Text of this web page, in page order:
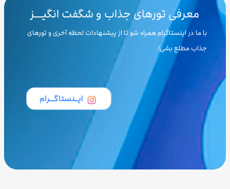
معرفی تورهای جذاب و شگفت انگیـــز
با ما در اینستاگرام همراه شو تا از پیشنهادات لحظه آخری و تورهای
جذاب مطلع بشی!
ایــنستاگـــرام